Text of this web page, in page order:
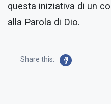
questa iniziativa di un
alla Parola di Dio.
Share this: